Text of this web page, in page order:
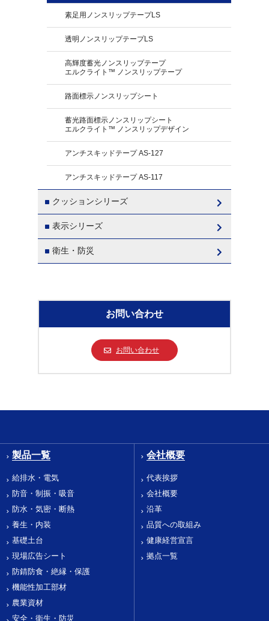
素足用ノンスリップテープLS
透明ノンスリップテープLS
高輝度蓄光ノンスリップテープ
エルクライト™ ノンスリップテープ
路面標示ノンスリップシート
蓄光路面標示ノンスリップシート
エルクライト™ ノンスリップデザイン
アンチスキッドテープ AS-127
アンチスキッドテープ AS-117
クッションシリーズ
表示シリーズ
衛生・防災
お問い合わせ
お問い合わせ
製品一覧
給排水・電気
防音・制振・吸音
防水・気密・断熱
養生・内装
基礎土台
現場広告シート
防錆防食・絶縁・保護
機能性加工部材
農業資材
安全・衛生・防災
会社概要
代表挨拶
会社概要
沿革
品質への取組み
健康経営宣言
拠点一覧